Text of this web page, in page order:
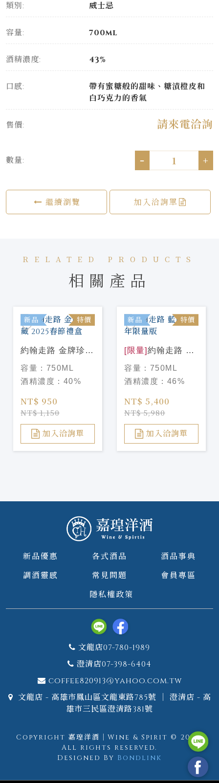
類別: 威士忌
容量: 700ml
酒精濃度: 43%
口感:
帶有蜜糖般的甜味、糖漬橙皮和
白巧克力的香氣
售價: 請來電洽詢
數量: - +
繼續瀏覽 加入洽詢單
RELATED PRODUCTS
相關產品
新品 特價
約翰走路 金牌珍藏
2025春節禮盒
容量： 750ML
酒精濃度： 40%
NT$ 950
NT$ 1,150
加入洽詢單
新品 特價
[限量] 約翰走路 藍
牌 蛇年限量版
容量： 750ML
酒精濃度： 46%
NT$ 5,400
NT$ 5,980
加入洽詢單
新品優惠 各式酒品
酒品事典
調酒靈感
常見問題
會員專區
隱私權政策
文龍店07-780-1989
澄清店07-398-6404
coffee820913@yahoo.com.tw
文龍店 - 高雄市鳳山區文龍東路785號 ｜ 澄清店 - 高
雄市三民區澄清路381號
Copyright 嘉瑝洋酒｜Wine & Spirit © 2026.
All rights reserved.
Designed By Bondlink